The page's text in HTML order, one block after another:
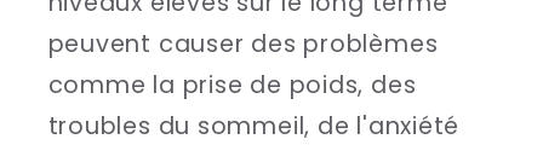
peuvent causer des problèmes
comme la prise de poids, des
troubles du sommeil, de l'anxiété